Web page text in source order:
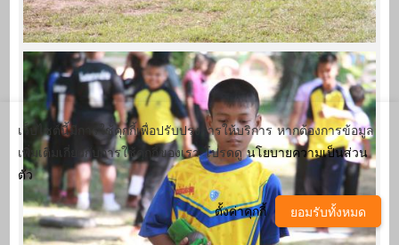
เว็บไซต์นี้มีการใช้คุกกี้เพื่อปรับปรุงการให้บริการ หากต้องการข้อมูล
เพิ่มเติมเกี่ยวกับการใช้คุกกี้ของเรา โปรดดูนโยบายความเป็นส่วน
ตัว
ตั้งค่าคุกกี้
ยอมรับทั้งหมด